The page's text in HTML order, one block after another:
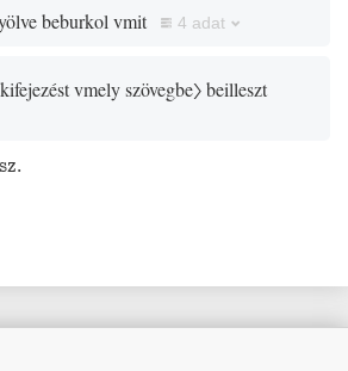
beburkol vmit 4 adat
vmely szövegbe〉beilleszt